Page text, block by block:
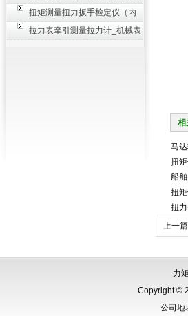
_3500牛米扭力倍力器仪
扭矩测量扭力扳手检定仪（内
置打印） 扭矩检验仪器
拉力表牵引测量拉力计_机械表
相
马
扭
船
扭
扭
上一篇
力
Copyright ©
公司